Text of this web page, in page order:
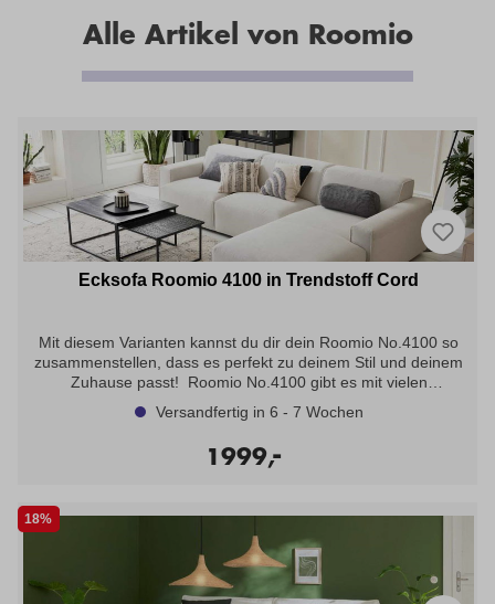
Alle Artikel von Roomio
Ecksofa Roomio 4100 in Trendstoff Cord
Mit diesem Varianten kannst du dir dein Roomio No.4100 so
zusammenstellen, dass es perfekt zu deinem Stil und deinem
Zuhause passt! Roomio No.4100 gibt es mit vielen
verschiedenen Bezugsstoffen in unterschiedlichen Haptiken
sowie in zahlreichen hellen und dunklen Farbtönen. Als Zubehör
die optimal mit deinem neuen Lieblingssofa
typischen Längsrillen feiert gerade sein großes Revival und
beweist einmal mehr, dass er ein zeitloser Klassiker ist! Dank
seiner robusten sowie strapazierfähigen Eigenschaften eignet er
sich ideal für Polstermöbel. Mit seiner Vielseitigkeit und großen
Farbmöglichkeiten, kann er an nahezu jeden Einrichtungsstil
Versandfertig in 6 - 7 Wochen
1999,
-
18%